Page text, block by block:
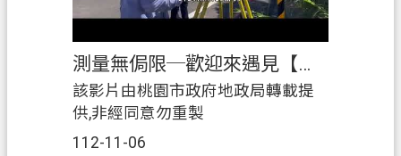
測量無侷限─歡迎來遇見【蘆竹地政CEDAW案例宣導】
112-11-06
該影片由桃園市政府地政局轉載提
供,非經同意勿重製